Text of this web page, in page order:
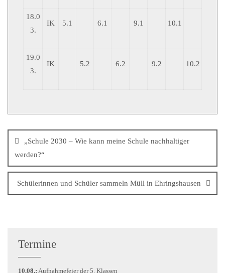
18.0
3.
IK 5.1 6.1 9.1 10.1
19.0
3.
IK 5.2 6.2 9.2 10.2
„Schule 2030 – Wie kann meine Schule nachhaltiger
werden?“
Schülerinnen und Schüler sammeln Müll in Ehringshausen
Termine
10.08.: Aufnahmefeier der 5. Klassen